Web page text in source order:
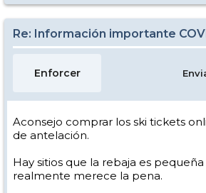
Re: Información importante
Enforcer
Aconsejo comprar los ski tickets
de antelación.
Hay sitios que la rebaja es
realmente merece la pena.